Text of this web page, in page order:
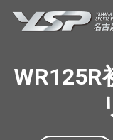
WR125R